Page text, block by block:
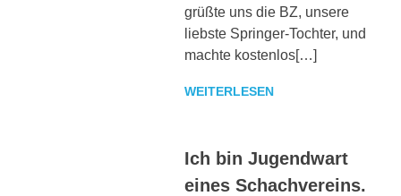
grüßte uns die BZ, unsere
liebste Springer-Tochter, und
machte kostenlos[…]
WEITERLESEN
Ich bin Jugendwart
eines Schachvereins.